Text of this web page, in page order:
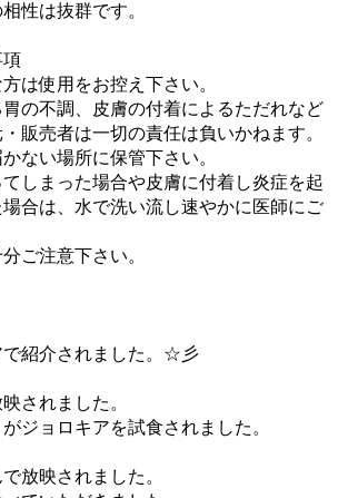
性は抜群です。
は使用をお控え下さい。
胃の不調、皮膚の付着によるただれなど
販売者は一切の責任は負いかねます。
ない場所に保管下さい。
てしまった場合や皮膚に付着し炎症を起
合は、水で洗い流し速やかに医師にご
ご注意下さい。
紹介されました。☆彡
されました。
がジョロキアを試食されました。
放映されました。